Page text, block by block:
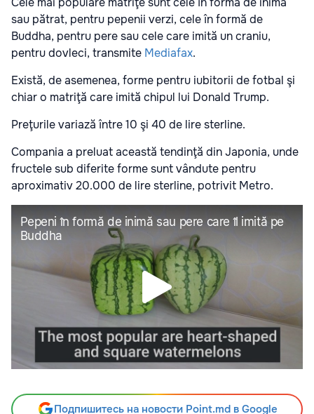
sau pătrat, pentru pepenii verzi, cele în formă de
Buddha, pentru pere sau cele care imită un craniu,
pentru dovleci, transmite Mediafax.
Există, de asemenea, forme pentru iubitorii de fotbal şi
chiar o matriţă care imită chipul lui Donald Trump.
Preţurile variază între 10 şi 40 de lire sterline.
Compania a preluat această tendinţă din Japonia, unde
fructele sub diferite forme sunt vândute pentru
aproximativ 20.000 de lire sterline, potrivit Metro.
Подпишитесь на новости Point.md в Google